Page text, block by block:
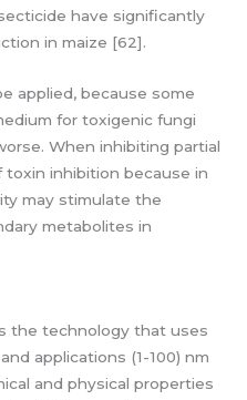
have significantly
in maize [62].
applied, because some
for toxigenic fungi
When inhibiting partial
inhibition because in
may stimulate the
metabolites in
the technology that uses
applications (1-100) nm
and physical properties